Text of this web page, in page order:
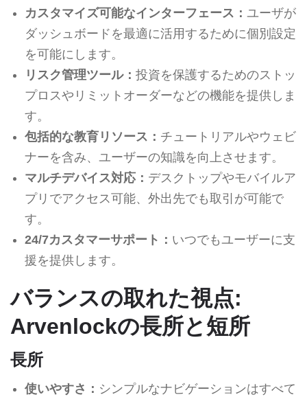
カスタマイズ可能なインターフェース： ユーザが
ダッシュボードを最適に活用するために個別設定
を可能にします。
リスク管理ツール： 投資を保護するためのストッ
プロスやリミットオーダーなどの機能を提供しま
す。
包括的な教育リソース： チュートリアルやウェビ
ナーを含み、ユーザーの知識を向上させます。
マルチデバイス対応： デスクトップやモバイルア
プリでアクセス可能、外出先でも取引が可能で
す。
24/7カスタマーサポート： いつでもユーザーに支
援を提供します。
バランスの取れた視点:
Arvenlockの長所と短所
長所
使いやすさ： シンプルなナビゲーションはすべて